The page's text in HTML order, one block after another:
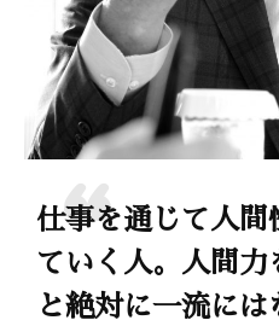
仕事を通じて人
ていく人。人間
と絶対に一流に